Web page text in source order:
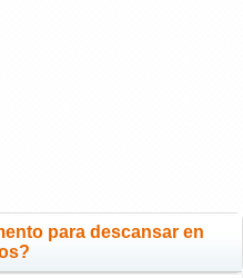
para descansar en